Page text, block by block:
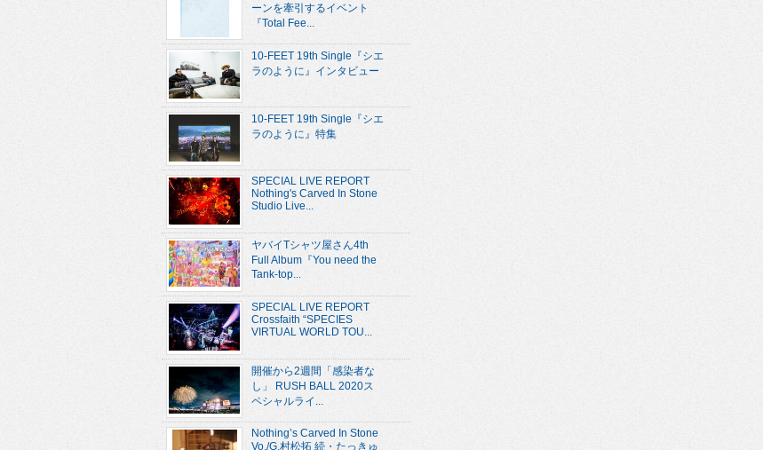
ーンを牽引するイベント
『Total Fee...
10-FEET 19th Single『シエ
ラのように』インタビュー
10-FEET 19th Single『シエ
ラのように』特集
SPECIAL LIVE REPORT
Nothing's Carved In Stone
Studio Live...
ヤバイTシャツ屋さん4th
Full Album『You need the
Tank-top...
SPECIAL LIVE REPORT
Crossfaith “SPECIES
VIRTUAL WORLD TOU...
開催から2週間「感染者な
し」 RUSH BALL 2020ス
ペシャルライ...
Nothing’s Carved In Stone
Vo./G.村松拓 続・たっきゅ